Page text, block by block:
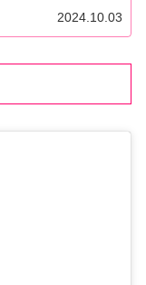
2024.10.03